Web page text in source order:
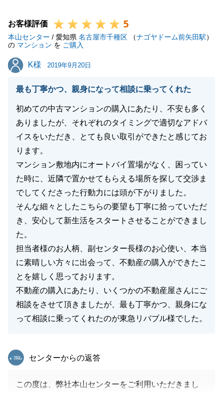
今後ともよろしくお願い致します。
お客様評価 5
本山センター / 愛知県 名古屋市千種区 （ナゴヤドーム前矢田駅）
の マンション を ご購入
K様
K様 2019年9月20日
最も丁寧かつ、親身になって相談に乗ってくれた
初めての中古マンションの購入にあたり、不安も多く
ありましたが、それぞれのタイミングで適切なアドバ
イスをいただき、とても良い取引ができたと感じてお
ります。
マンション敷地内にオートバイ置場がなく、困ってい
た時に、近隣で置かせてもらえる場所を探して交渉ま
でしてくださった行動力には頭が下がりました。
そんな細々としたこちらの要望も丁寧に拾っていただ
き、安心して新生活をスタートさせることができまし
た。
担当者様のお人柄、副センター長様のお心使い、本当
に素晴しい方々に出会って、不動産の購入ができたこ
とを嬉しく思っております。
不動産の購入にあたり、いくつかの不動産屋さんにご
相談をさせて頂きましたが、最も丁寧かつ、親身にな
って相談に乗ってくれたのが東急リバブル様でした。
東急リバブル
センターからの返答
この度は、弊社本山センターをご利用いただきまし